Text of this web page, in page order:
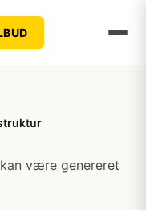
være genereret